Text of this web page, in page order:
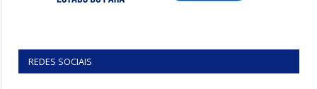
REDES SOCIAIS